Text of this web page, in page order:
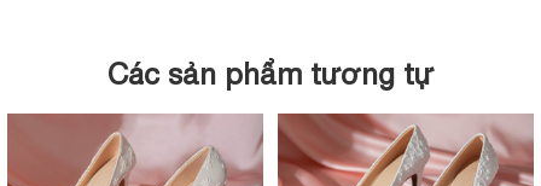
Các sản phẩm tương tự